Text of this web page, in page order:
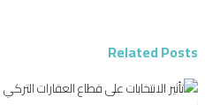
Related Posts